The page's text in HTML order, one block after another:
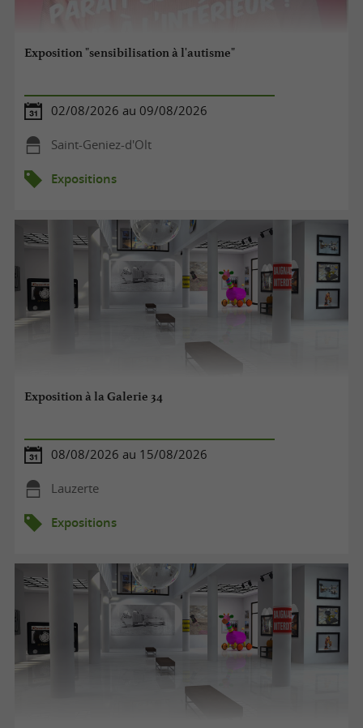
Exposition "sensibilisation à l'autisme"
02/08/2026 au 09/08/2026
Saint-Geniez-d'Olt
Expositions
Exposition à la Galerie 34
08/08/2026 au 15/08/2026
Lauzerte
Expositions